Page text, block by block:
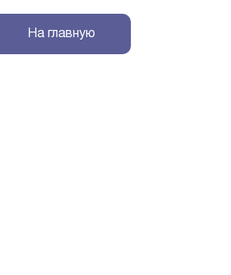
На главную